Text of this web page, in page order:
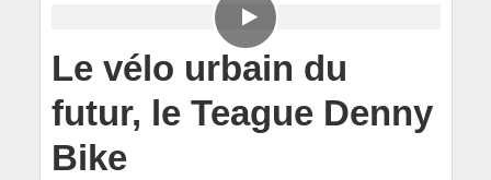
Le vélo urbain du
futur, le Teague Denny
Bike